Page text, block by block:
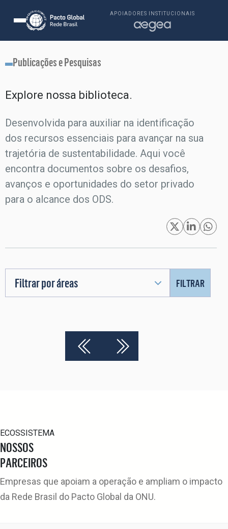
APOIADORES INSTITUCIONAIS
Publicações e Pesquisas
Explore nossa biblioteca.​
Desenvolvida para auxiliar na identificação
dos recursos essenciais para avançar na sua
trajetória de sustentabilidade. Aqui você
encontra documentos sobre os desafios,
avanços e oportunidades do setor privado
para o alcance dos ODS.
Filtrar por áreas FILTRAR
ECOSSISTEMA
NOSSOS
PARCEIROS
Empresas que apoiam a operação e ampliam o impacto
da Rede Brasil do Pacto Global da ONU.